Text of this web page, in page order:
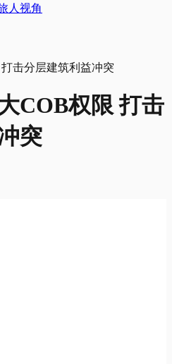
人视角
COB权限 打击
突